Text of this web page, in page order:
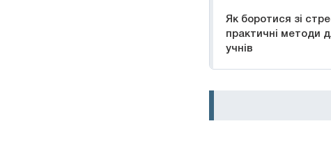
Як боротися зі
практичні методи
учнів